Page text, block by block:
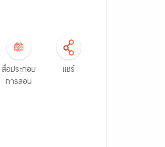
สื่อประกอบ
การสอน
แชร์